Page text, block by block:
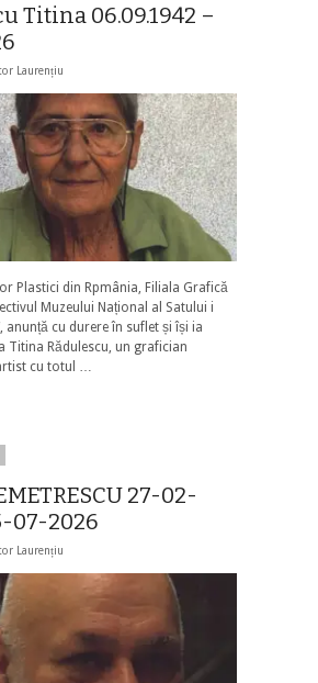
Titina 06.09.1942 –
Laurențiu
Plastici din Rpmânia, Filiala Grafică
Muzeului Național al Satului i
anunță cu durere în suflet și își ia
Titina Rădulescu, un grafician
cu totul …
27-02-
07-2026
Laurențiu